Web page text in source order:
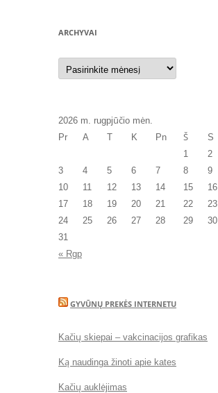
ARCHYVAI
Archyvai
2026 m. rugpjūčio mėn.
Pr
A T K Pn Š
S
1
2
3
4 5 6 7 8
9
10
11 12 13 14 15
16
17
18 19 20 21 22
23
24
25 26 27 28 29
30
31
« Rgp
GYVŪNŲ PREKĖS INTERNETU
Kačių skiepai – vakcinacijos grafikas
Ką naudinga žinoti apie kates
Kačių auklėjimas